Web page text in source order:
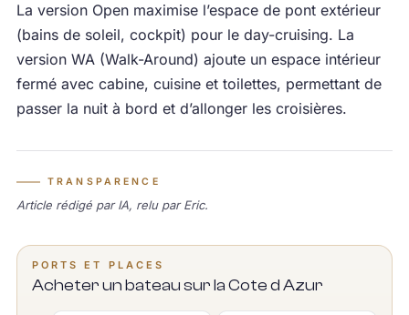
La version Open maximise l’espace de pont extérieur
(bains de soleil, cockpit) pour le day-cruising. La
version WA (Walk-Around) ajoute un espace intérieur
fermé avec cabine, cuisine et toilettes, permettant de
passer la nuit à bord et d’allonger les croisières.
TRANSPARENCE
Article rédigé par IA, relu par Eric.
PORTS ET PLACES
Acheter un bateau sur la Cote d Azur